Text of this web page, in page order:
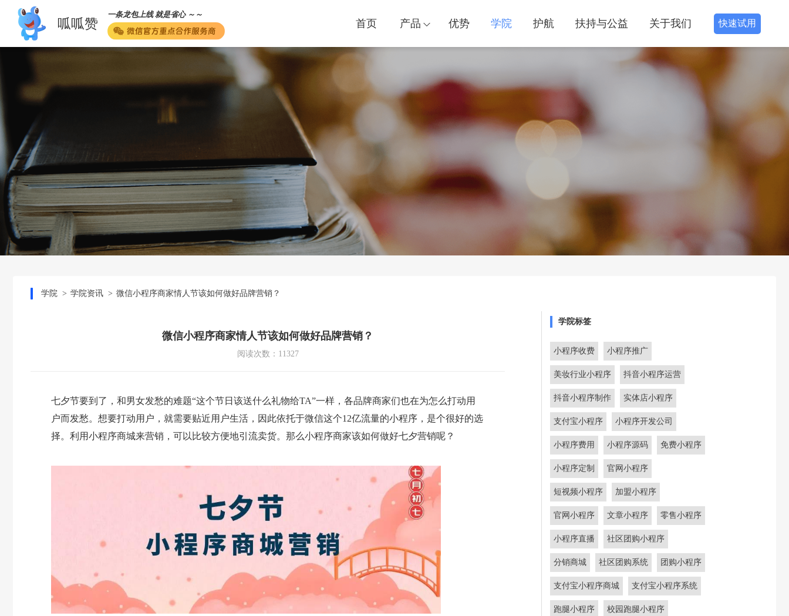
呱呱赞
一条龙包上线 就是省心 ～～
首页 产品 优势 学院 护航 扶持与公益 关于我们 快速试用
学院 学院资讯 微信小程序商家情人节该如何做好品牌营销？
微信小程序商家情人节该如何做好品牌营销？
阅读次数：11327
七夕节要到了，和男女发愁的难题“这个节日该送什么礼物给TA”一样，各品牌商家们也在为怎么打动用
户而发愁。想要打动用户，就需要贴近用户生活，因此依托于微信这个12亿流量的小程序，是个很好的选
择。利用小程序商城来营销，可以比较方便地引流卖货。那么小程序商家该如何做好七夕营销呢？
学院标签
小程序收费 小程序推广
美妆行业小程序 抖音小程序运营
抖音小程序制作 实体店小程序
支付宝小程序 小程序开发公司
小程序费用 小程序源码 免费小程序
小程序定制 官网小程序
短视频小程序 加盟小程序
官网小程序 文章小程序 零售小程序
小程序直播 社区团购小程序
分销商城 社区团购系统 团购小程序
支付宝小程序商城 支付宝小程序系统
跑腿小程序 校园跑腿小程序